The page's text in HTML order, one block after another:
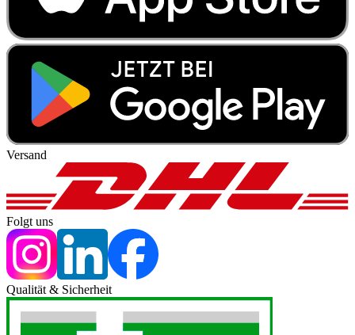
Versand
Folgt uns
Qualität & Sicherheit